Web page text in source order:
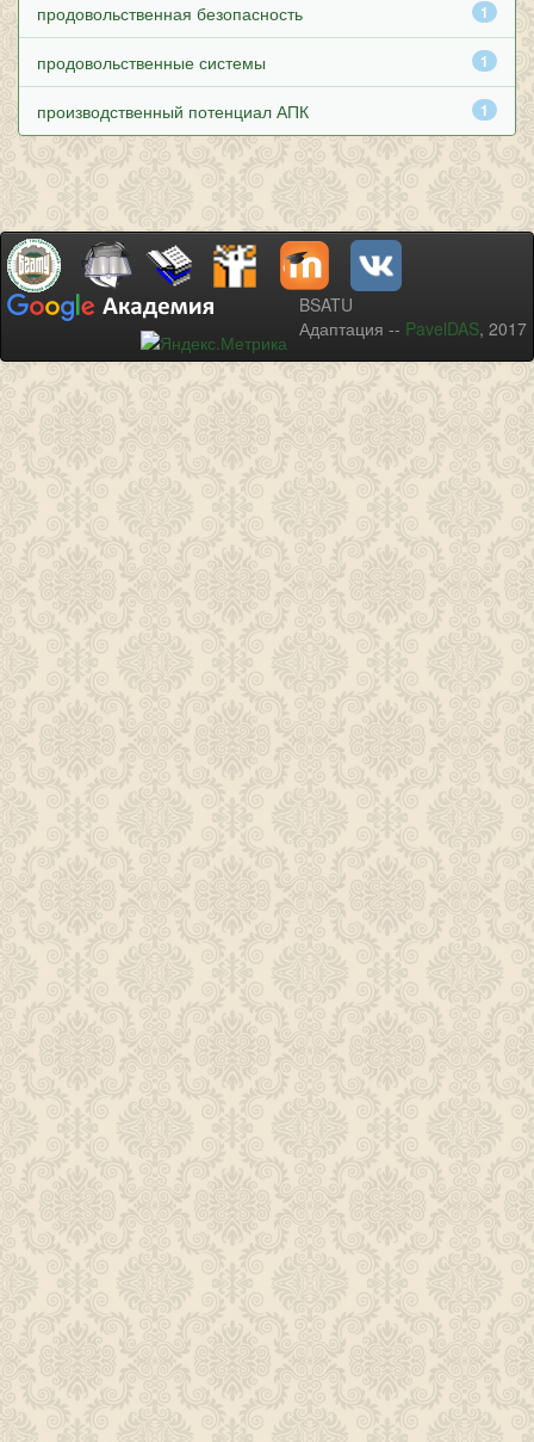
1
продовольственная безопасность
1
продовольственные системы
1
производственный потенциал АПК
BSATU
Адаптация -- PavelDAS, 2017